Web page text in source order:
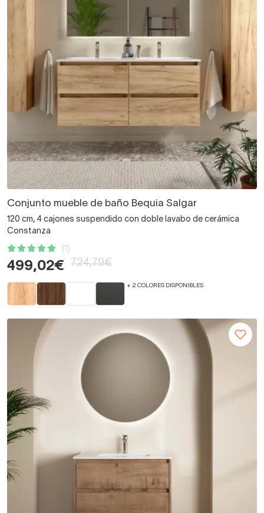
Conjunto mueble de baño Bequia Salgar
120 cm, 4 cajones suspendido con doble lavabo de cerámica
Constanza
(1)
499,02€ 724,79€
+ 2 COLORES DISPONIBLES